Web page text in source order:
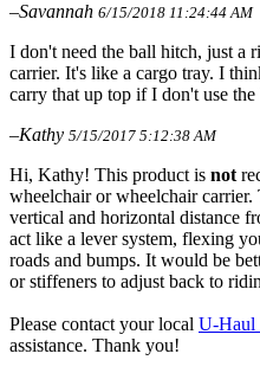
–Savannah 6/15/2018 11:24:44 AM
I don't need the ball hitch, just a
carrier. It's like a cargo tray. I
carry that up top if I don't use
–Kathy 5/15/2017 5:12:38 AM
Hi, Kathy! This product is not
wheelchair or wheelchair
vertical and horizontal distance
act like a lever system, flexing
roads and bumps. It would be
or stiffeners to adjust back to
Please contact your local U-Haul
assistance. Thank you!